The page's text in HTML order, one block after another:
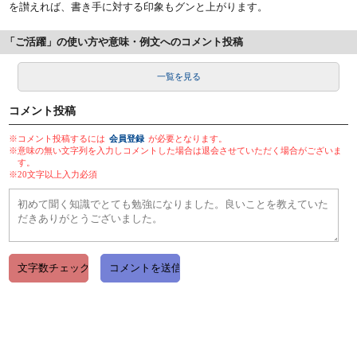
を讃えれば、書き手に対する印象もグンと上がります。
「ご活躍」の使い方や意味・例文へのコメント投稿
一覧を見る
コメント投稿
※コメント投稿するには 会員登録 が必要となります。
※意味の無い文字列を入力しコメントした場合は退会させていただく場合がございま
す。
※20文字以上入力必須